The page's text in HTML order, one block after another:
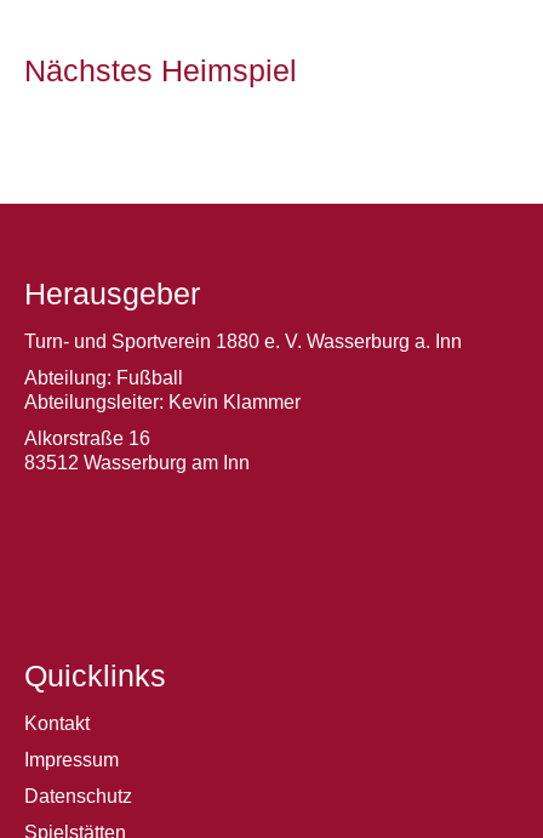
Nächstes Heimspiel
Herausgeber
Turn- und Sportverein 1880 e. V. Wasserburg a. Inn
Abteilung: Fußball
Abteilungsleiter: Kevin Klammer
Alkorstraße 16
83512 Wasserburg am Inn
Quicklinks
Kontakt
Impressum
Datenschutz
Spielstätten